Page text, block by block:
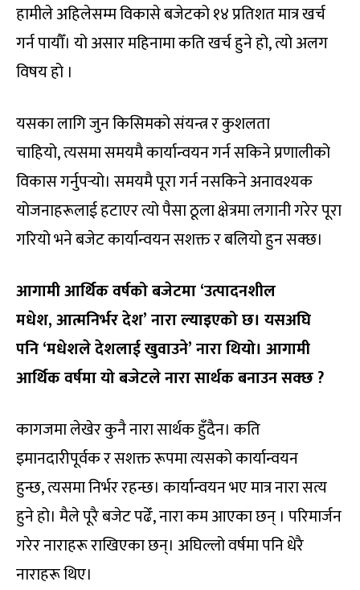
हामीले अहिलेसम्म विकासे बजेटको १४ प्रतिशत मात्र खर्च
गर्न पायौँ। यो असार महिनामा कति खर्च हुने हो, त्यो अलग
विषय हो ।
यसका लागि जुन किसिमको संयन्त्र र कुशलता
चाहियो, त्यसमा समयमै कार्यान्वयन गर्न सकिने प्रणालीको
विकास गर्नुपर्‍यो। समयमै पूरा गर्न नसकिने अनावश्यक
योजनाहरूलाई हटाएर त्यो पैसा ठूला क्षेत्रमा लगानी गरेर पूरा
गरियो भने बजेट कार्यान्वयन सशक्त र बलियो हुन सक्छ।
आगामी आर्थिक वर्षको बजेटमा ‘उत्पादनशील
मधेश,आत्मनिर्भर देश’नारा ल्याइएको छ। यसअघि
पनि ‘मधेशले देशलाई खुवाउने’नारा थियो। आगामी
आर्थिक वर्षमा यो बजेटले नारा सार्थक बनाउन सक्छ ?
कागजमा लेखेर कुनै नारा सार्थक हुँदैन। कति
इमानदारीपूर्वक र सशक्त रूपमा त्यसको कार्यान्वयन
हुन्छ, त्यसमा निर्भर रहन्छ। कार्यान्वयन भए मात्र नारा सत्य
हुने हो। मैले पूरै बजेट पढेँ, नारा कम आएका छन् । परिमार्जन
गरेर नाराहरू राखिएका छन्। अघिल्लो वर्षमा पनि धेरै
नाराहरू थिए।